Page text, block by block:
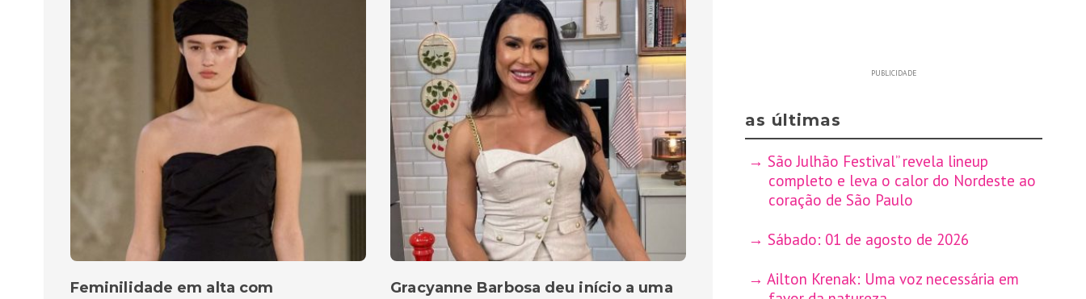
Gracyanne Barbosa deu início a uma
Feminilidade em alta com
PUBLICIDADE
as últimas
São Julhão Festival” revela lineup
completo e leva o calor do Nordeste ao
coração de São Paulo
Sábado: 01 de agosto de 2026
Ailton Krenak: Uma voz necessária em